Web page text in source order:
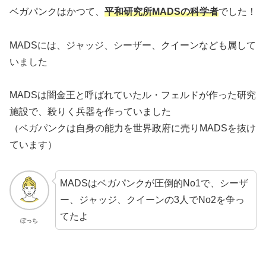
ベガパンクはかつて、 平和研究所MADSの科学者でした！
MADSには、ジャッジ、シーザー、クイーンなども属して
いました
MADSは闇金王と呼ばれていたル・フェルドが作った研究
施設で、殺りく兵器を作っていました
（ベガパンクは自身の能力を世界政府に売りMADSを抜け
ています）
ぼっち
MADSはベガパンクが圧倒的No1で、シーザ
ー、ジャッジ、クイーンの3人でNo2を争っ
てたよ